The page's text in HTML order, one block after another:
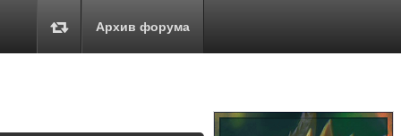
Архив форума